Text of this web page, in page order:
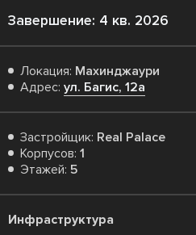
Завершение: 4 кв. 2026
Локация: Махинджаури
Адрес: ул. Багис, 12а
Застройщик: Real Palace
Корпусов: 1
Этажей: 5
Инфраструктура